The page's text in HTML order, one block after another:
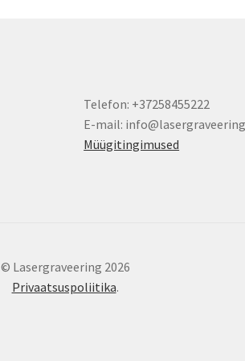
Telefon: +37258455222
E-mail:
Müügitingimused
© Lasergraveering 2026
Privaatsuspoliitika.